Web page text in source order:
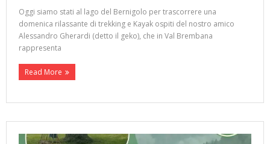
Oggi siamo stati al lago del Bernigolo per trascorrere una
domenica rilassante di trekking e Kayak ospiti del nostro amico
Alessandro Gherardi (detto il geko), che in Val Brembana
rappresenta
Read More